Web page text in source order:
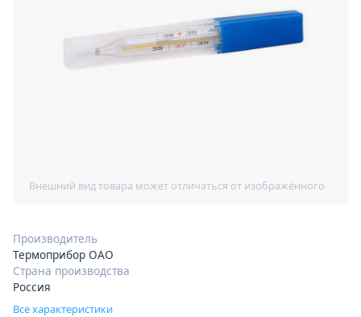
Производитель
Термоприбор ОАО
Страна производства
Россия
Все характеристики